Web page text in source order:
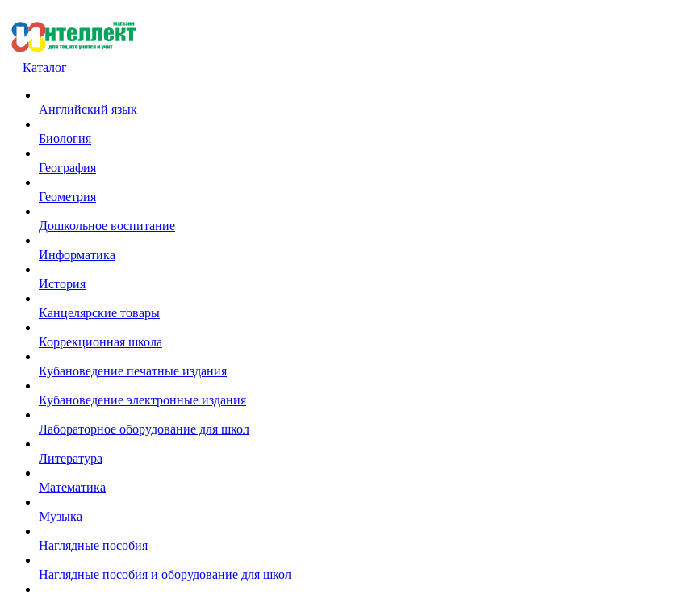
Каталог
Английский язык
Биология
География
Геометрия
Дошкольное воспитание
Информатика
История
Канцелярские товары
Коррекционная школа
Кубановедение печатные издания
Кубановедение электронные издания
Лабораторное оборудование для школ
Литература
Математика
Музыка
Наглядные пособия
Наглядные пособия и оборудование для школ